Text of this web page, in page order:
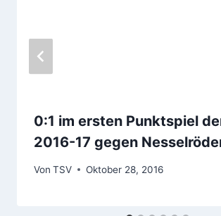
0:1 im ersten Punktspiel
2016-17 gegen
Von TSV Oktober 28, 2016